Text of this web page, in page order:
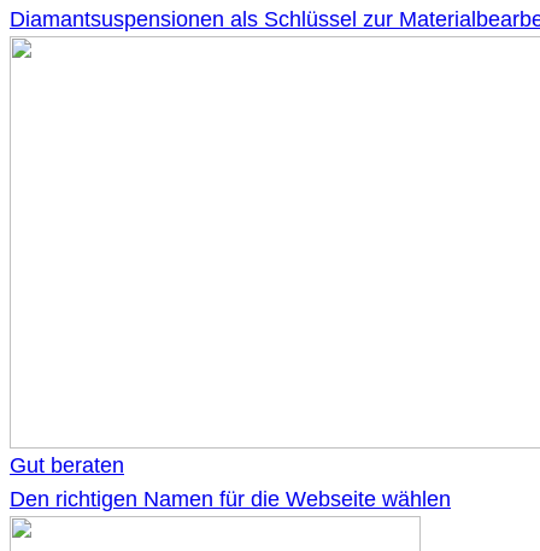
Diamantsuspensionen als Schlüssel zur
Gut beraten
Den richtigen Namen für die Webseite wählen